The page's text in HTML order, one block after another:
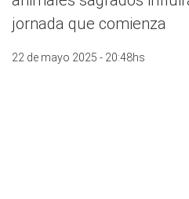
jornada que comienza
22 de mayo 2025 - 20:48hs